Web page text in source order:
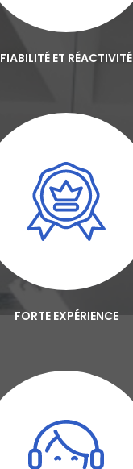
FIABILITÉ ET RÉACTIVITÉ
FORTE EXPÉRIENCE